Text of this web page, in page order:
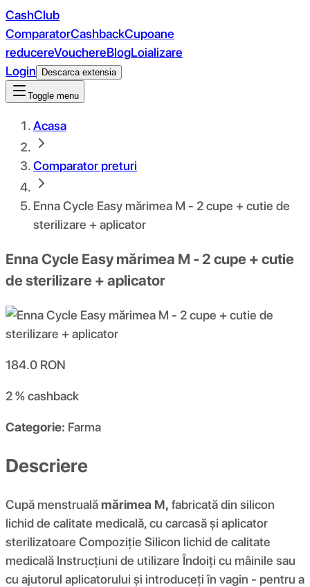
CashClub
ComparatorCashbackCupoane
reducereVouchereBlogLoializare
Login
Descarca extensia
Toggle menu
Acasa
Comparator preturi
Enna Cycle Easy mărimea M - 2 cupe + cutie de
sterilizare + aplicator
Enna Cycle Easy mărimea M - 2 cupe + cutie
de sterilizare + aplicator
184.0 RON
2 %cashback
Categorie: Farma
Descriere
Cupă menstrualămărimea M, fabricată din silicon
lichid de calitate medicală, cu carcasă și aplicator
sterilizatoare Compoziţie Silicon lichid de calitate
medicală Instrucțiuni de utilizare Îndoiți cu mâinile sau
cu ajutorul aplicatorului și introduceți în vagin - pentru a